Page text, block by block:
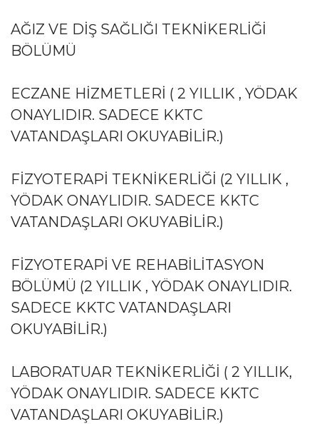
AĞIZ VE DIŞ SAĞLIĞI TEKNIKERLIĞI
BÖLÜMÜ
ECZANE HIZMETLERI ( 2 YILLIK , YÖDAK
ONAYLIDIR. SADECE KKTC
VATANDAŞLARI OKUYABILIR.)
FIZYOTERAPI TEKNIKERLIĞI (2 YILLIK ,
YÖDAK ONAYLIDIR. SADECE KKTC
VATANDAŞLARI OKUYABILIR.)
FIZYOTERAPI VE REHABILITASYON
BÖLÜMÜ (2 YILLIK , YÖDAK ONAYLIDIR.
SADECE KKTC VATANDAŞLARI
OKUYABILIR.)
LABORATUAR TEKNIKERLIĞI ( 2 YILLIK,
YÖDAK ONAYLIDIR. SADECE KKTC
VATANDAŞLARI OKUYABILIR.)